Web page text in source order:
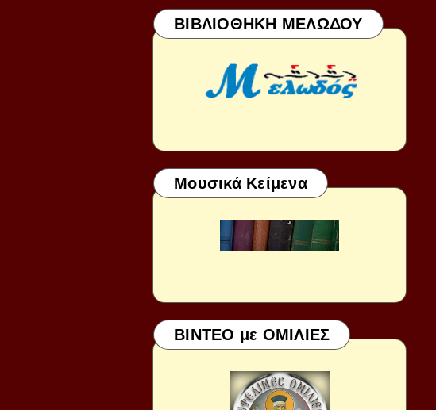
ΒΙΒΛΙΟΘΗΚΗ ΜΕΛΩΔΟΥ
Μουσικά Κείμενα
ΒΙΝΤΕΟ με ΟΜΙΛΙΕΣ